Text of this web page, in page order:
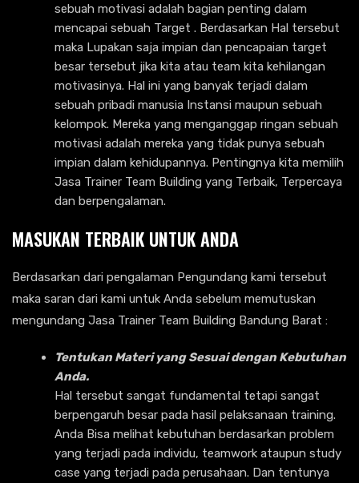
sebuah motivasi adalah bagian penting dalam
mencapai sebuah Target . Berdasarkan Hal tersebut
maka Lupakan saja impian dan pencapaian target
besar tersebut jika kita atau team kita kehilangan
motivasinya. Hal ini yang banyak terjadi dalam
sebuah pribadi manusia Instansi maupun sebuah
kelompok. Mereka yang menganggap ringan sebuah
motivasi adalah mereka yang tidak punya sebuah
impian dalam kehidupannya. Pentingnya kita memilih
Jasa Trainer Team Building yang Terbaik, Terpercaya
dan berpengalaman.
MASUKAN TERBAIK UNTUK ANDA
Berdasarkan dari pengalaman Pengundang kami tersebut
maka saran dari kami untuk Anda sebelum memutuskan
mengundang Jasa Trainer Team Building Bandung Barat :
Tentukan Materi yang Sesuai dengan Kebutuhan
Anda.
Hal tersebut sangat fundamental tetapi sangat
berpengaruh besar pada hasil pelaksanaan training.
Anda Bisa melihat kebutuhan berdasarkan problem
yang terjadi pada individu, teamwork ataupun study
case yang terjadi pada perusahaan. Dan tentunya